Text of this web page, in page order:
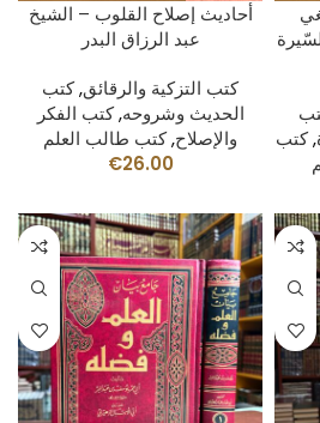
أحاديث إصلاح القلوب – الشيخ
عبد الرزاق البدر
كتب التزكية والرقائق,كتب
الحديث وشروحه,كتب الفكر
والإصلاح,كتب طالب العلم
€26.00
والسّيرة
,كتب